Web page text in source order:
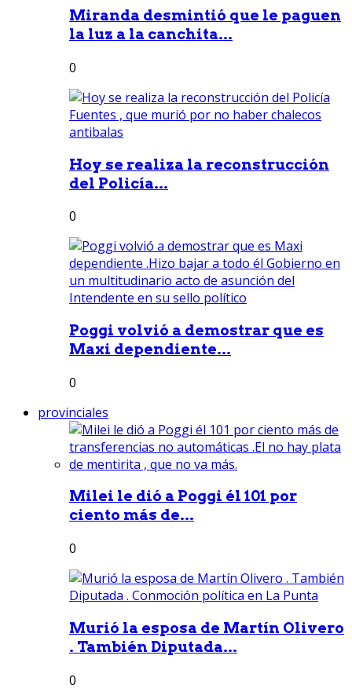
Miranda desmintió que le paguen
la luz a la canchita...
0
Hoy se realiza la reconstrucción
del Policía...
0
Poggi volvió a demostrar que es
Maxi dependiente...
0
provinciales
Milei le dió a Poggi él 101 por
ciento más de...
0
Murió la esposa de Martín Olivero
. También Diputada...
0